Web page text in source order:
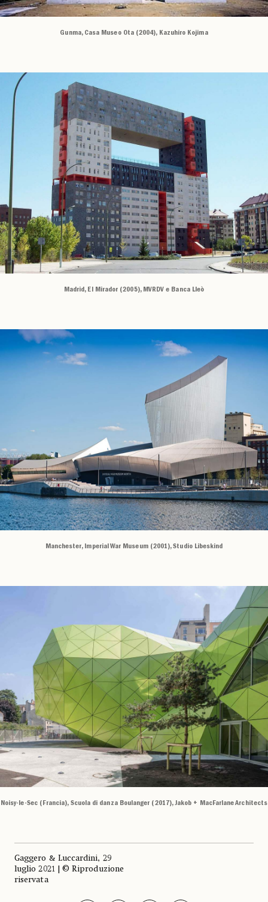
Gunma, Casa Museo Ota (2004), Kazuhiro Kojima
Madrid, El Mirador (2005), MVRDV e Banca Lleò
Manchester, Imperial War Museum (2001), Studio Libeskind
Noisy-le-Sec (Francia), Scuola di danza Boulanger (2017), Jakob + MacFarlane Architects
Gaggero & Luccardini, 29
luglio 2021 | © Riproduzione
riservata